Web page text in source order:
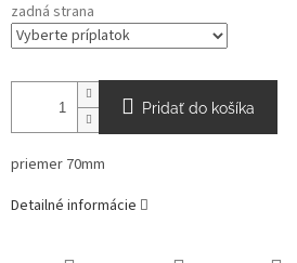
zadná strana
Pridať do košíka
priemer 70mm
Detailné informácie